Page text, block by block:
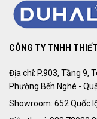
CÔNG TY TNHH
Địa chỉ: P.903, Tầng 9,
Phường Bến Nghé -
Showroom: 652 Quốc